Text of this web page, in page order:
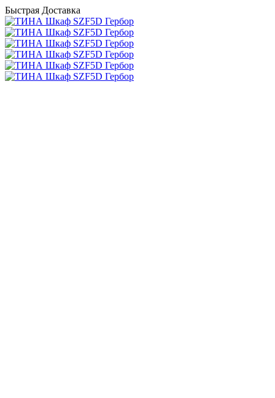
Быстрая Доставка